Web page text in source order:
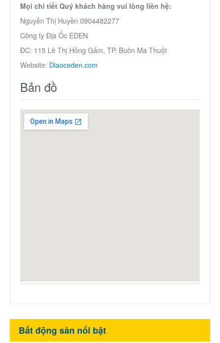
Mọi chi tiết Quý khách hàng vui lòng liên hệ:
Nguyễn Thị Huyền 0904482277
Công ty Địa Ốc EDEN
ĐC: 115 Lê Thị Hồng Gấm, TP. Buôn Ma Thuột
Website: Diaoceden.com
Bản đồ
Bất động sản nổi bật